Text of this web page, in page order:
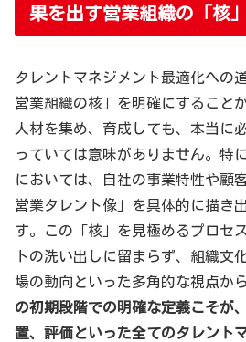
果を出す営業組織の「核
タレントマネジメント最適化への
営業組織の核」を明確にすること
人材を集め、育成しても、本当に
っていては意味がありません。特
においては、自社の事業特性や顧
営業タレント像」を具体的に描き
す。この「核」を見極めるプロセ
トの洗い出しに留まらず、組織文
場の動向といった多角的な視点か
の初期段階での明確な定義こそが
置、評価といった全てのタレント